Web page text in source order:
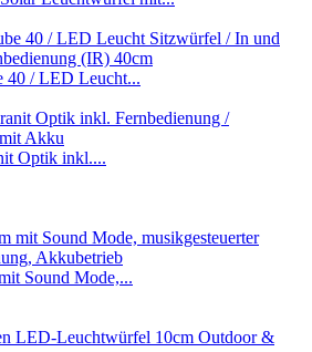
40 / LED Leucht...
Optik inkl....
Sound Mode,...
LED-Leuchtwürfel 10cm Outdoor &